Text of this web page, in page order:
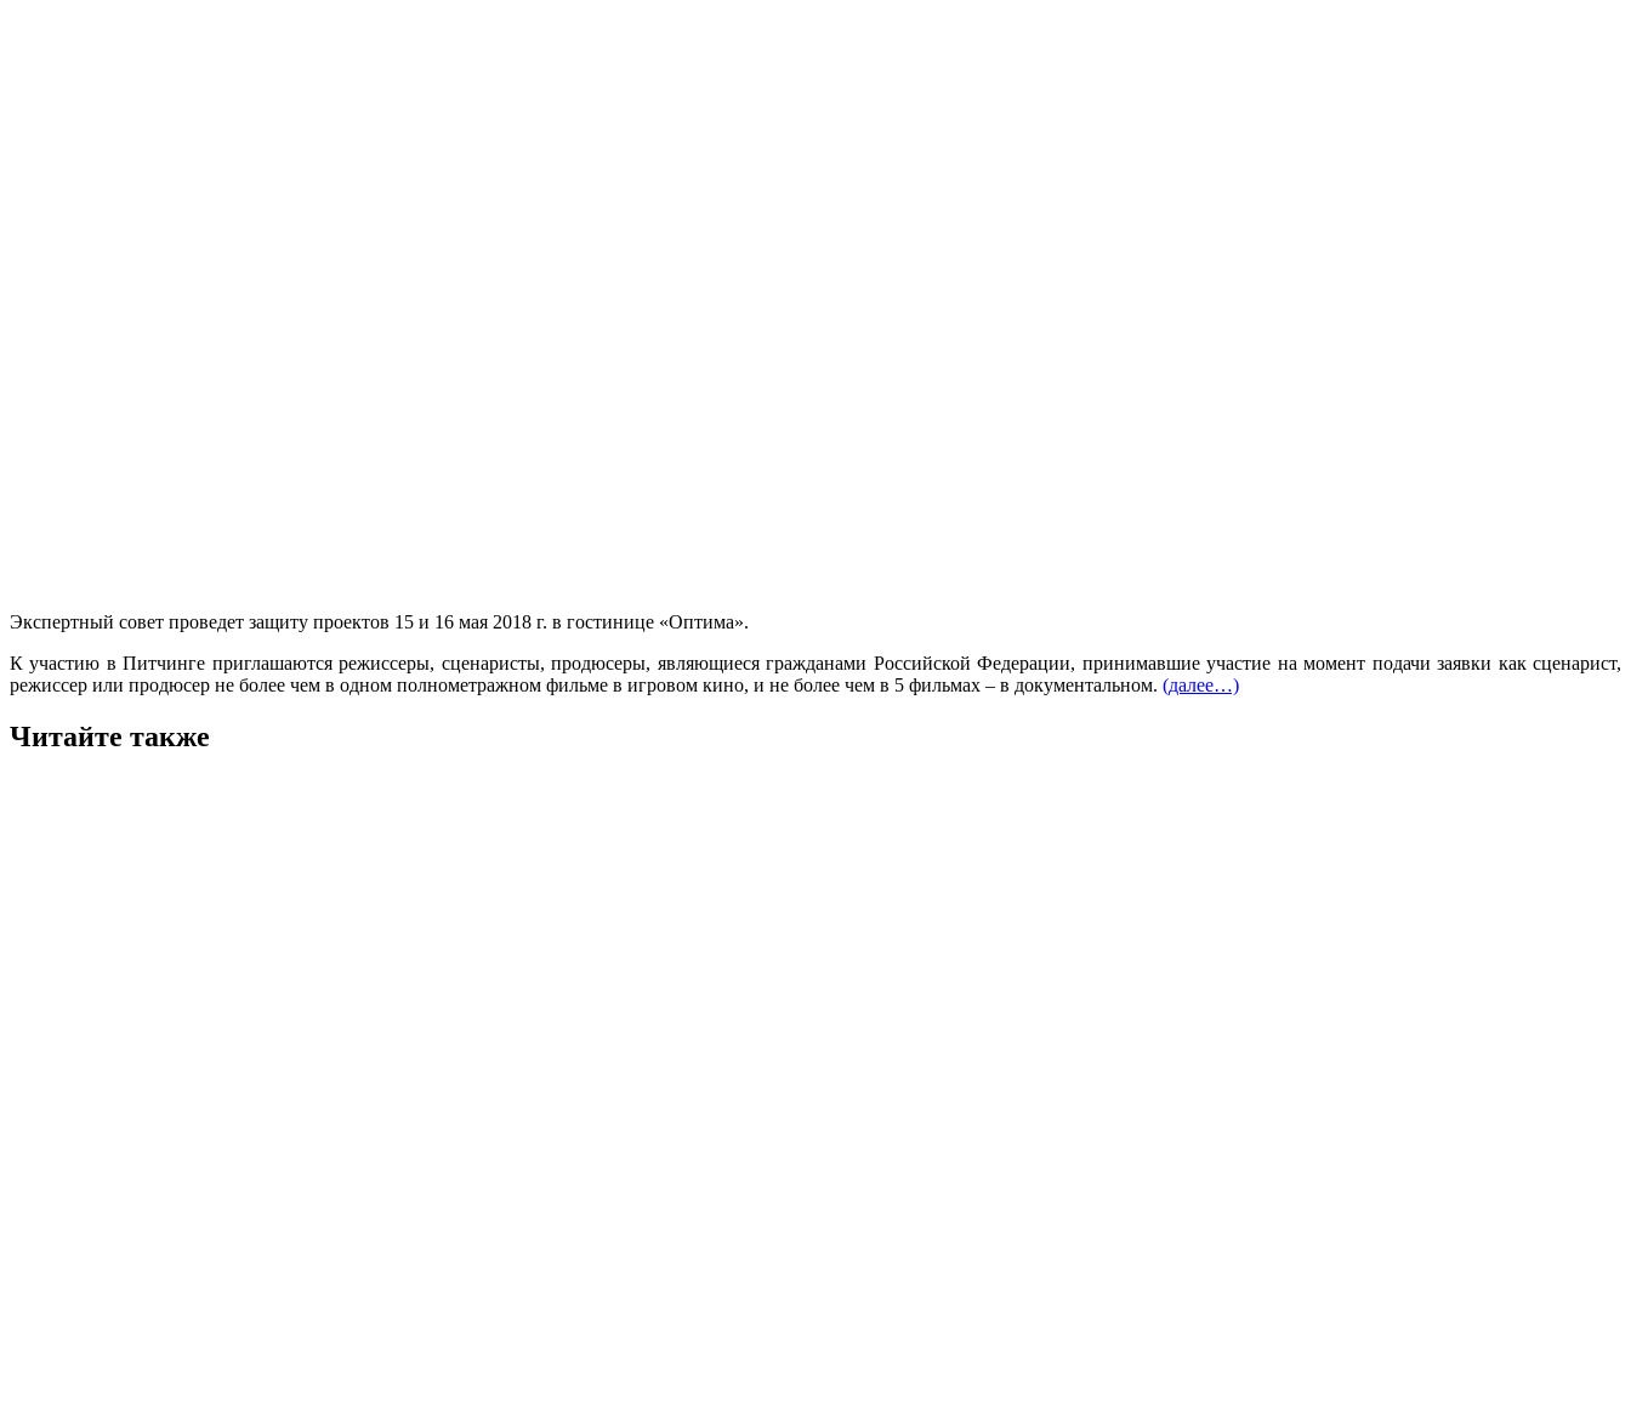
Экспертный совет проведет защиту проектов 15 и 16 мая 2018 г. в гостинице «Оптима».
К участию в Питчинге приглашаются режиссеры, сценаристы, продюсеры, являющиеся гражданами Российской Федерации, принимавшие участие на момент подачи заявки как сценарист,
режиссер или продюсер не более чем в одном полнометражном фильме в игровом кино, и не более чем в 5 фильмах – в документальном. (далее…)
Читайте также